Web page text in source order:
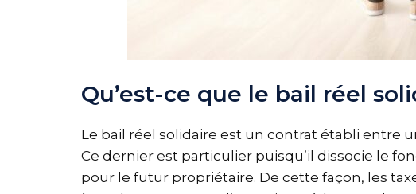
Qu’est-ce que le bail réel
Le bail réel solidaire est un contrat établi entre
Ce dernier est particulier puisqu’il dissocie le
pour le futur propriétaire. De cette façon, les